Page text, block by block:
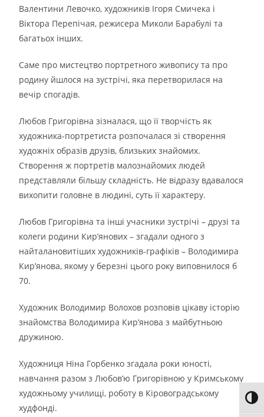
Валентини Левочко, художників Ігоря Смичека і
Віктора Перепічая, режисера Миколи Барабулі та
багатьох інших.
Саме про мистецтво портретного живопису та про
родину йшлося на зустрічі, яка перетворилася на
вечір спогадів.
Любов Григорівна зізналася, що її творчість як
художника-портретиста розпочалася зі створення
художніх образів друзів, близьких знайомих.
Створення ж портретів малознайомих людей
представляли більшу складність. Не відразу вдавалося
вихопити головне в людині, суть її характеру.
Любов Григорівна та інші учасники зустрічі – друзі та
колеги родини Кир’янових – згадали одного з
найталановитіших художників-графіків – Володимира
Кир’янова, якому у березні цього року виповнилося б
70.
Художник Володимир Волохов розповів цікаву історію
знайомства Володимира Кир’янова з майбутньою
дружиною.
Художниця Ніна Горбенко згадала роки юності,
навчання разом з Любов’ю Григорівною у Кримському
художньому училищі, роботу в Кіровоградському
худфонді.